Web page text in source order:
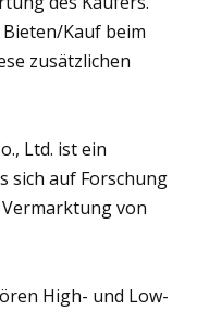
Kauf beim
zusätzlichen
Ltd. ist ein
sich auf Forschung
von
High- und Low-